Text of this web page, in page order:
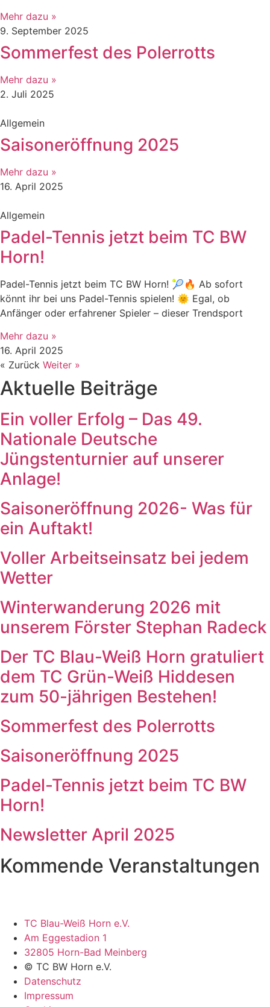
Mehr dazu »
9. September 2025
Sommerfest des Polerrotts
Mehr dazu »
2. Juli 2025
Allgemein
Saisoneröffnung 2025
Mehr dazu »
16. April 2025
Allgemein
Padel-Tennis jetzt beim TC BW
Horn!
Padel-Tennis jetzt beim TC BW Horn! 🎾🔥 Ab sofort
könnt ihr bei uns Padel-Tennis spielen! 🌞 Egal, ob
Anfänger oder erfahrener Spieler – dieser Trendsport
Mehr dazu »
16. April 2025
« Zurück Weiter »
Aktuelle Beiträge
Ein voller Erfolg – Das 49.
Nationale Deutsche
Jüngstenturnier auf unserer
Anlage!
Saisoneröffnung 2026- Was für
ein Auftakt!
Voller Arbeitseinsatz bei jedem
Wetter
Winterwanderung 2026 mit
unserem Förster Stephan Radeck
Der TC Blau-Weiß Horn gratuliert
dem TC Grün-Weiß Hiddesen
zum 50-jährigen Bestehen!
Sommerfest des Polerrotts
Saisoneröffnung 2025
Padel-Tennis jetzt beim TC BW
Horn!
Newsletter April 2025
Kommende Veranstaltungen
TC Blau-Weiß Horn e.V.
Am Eggestadion 1
32805 Horn-Bad Meinberg
© TC BW Horn e.V.
Datenschutz
Impressum